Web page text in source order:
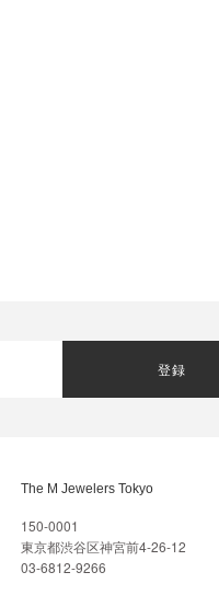
登録
The M Jewelers Tokyo
150-0001
東京都渋谷区神宮前4-26-12
03-6812-9266